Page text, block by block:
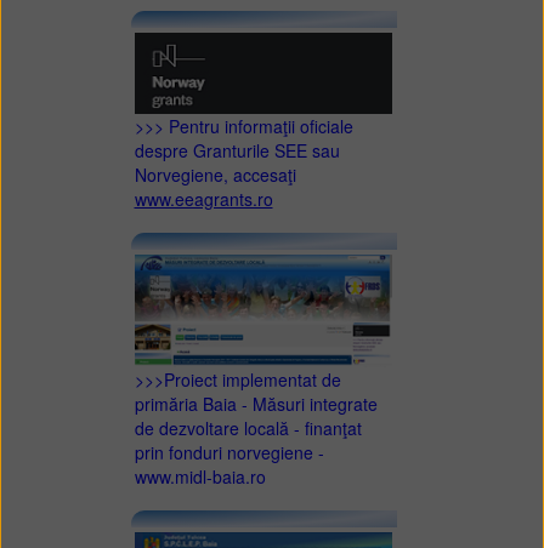
>>> Pentru informaţii oficiale
despre Granturile SEE sau
Norvegiene, accesaţi
www.eeagrants.ro
>>>Proiect implementat de
primăria Baia - Măsuri integrate
de dezvoltare locală - finanţat
prin fonduri norvegiene -
www.midl-baia.ro